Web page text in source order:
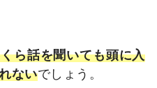
ら話を聞いても頭に入
ないでしょう。